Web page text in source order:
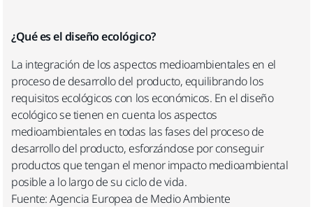
¿Qué es el diseño ecológico?
La integración de los aspectos medioambientales en el
proceso de desarrollo del producto, equilibrando los
requisitos ecológicos con los económicos. En el diseño
ecológico se tienen en cuenta los aspectos
medioambientales en todas las fases del proceso de
desarrollo del producto, esforzándose por conseguir
productos que tengan el menor impacto medioambiental
posible a lo largo de su ciclo de vida.
Fuente: Agencia Europea de Medio Ambiente